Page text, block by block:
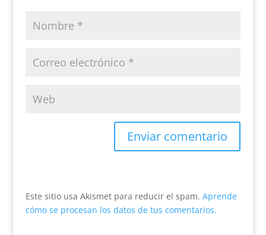
Este sitio usa Akismet para reducir el spam. Aprende
cómo se procesan los datos de tus comentarios.